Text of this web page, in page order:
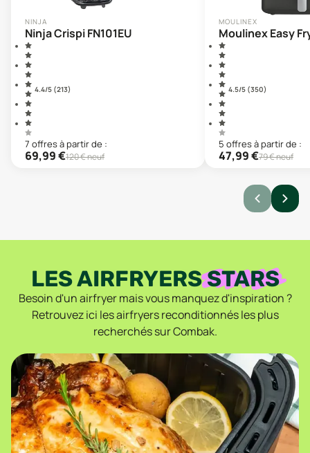
NINJA
Ninja Crispi FN101EU
4.4/5 (213)
7 offresà partir de :
69,99€120€ neuf
MOULINEX
Moulinex Easy
4.5/5 (350)
5 offresà partir de :
47,99€79€ neuf
LES AIRFRYERSSTARS
Besoin d'un airfryer mais vous manquez d'inspiration ?
Retrouvez ici les airfryers reconditionnés les plus
recherchés sur Combak.